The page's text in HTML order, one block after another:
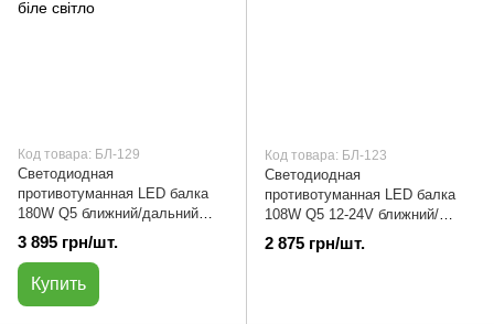
Код товара: БЛ-129
Светодиодная
противотуманная LED балка
180W Q5 ближний/дальний
белый свет | БЛ-129
3 895 грн/шт.
Купить
Код товара: БЛ-123
Светодиодная
противотуманная LED балка
108W Q5 12-24V ближний/
дальний белый свет | БЛ-123
2 875 грн/шт.